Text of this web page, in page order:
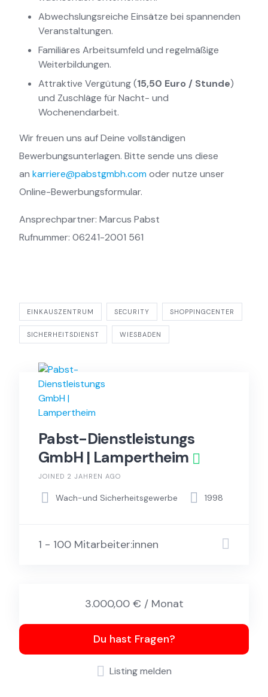
Abwechslungsreiche Einsätze bei spannenden
Veranstaltungen.
Familiäres Arbeitsumfeld und regelmäßige
Weiterbildungen.
Attraktive Vergütung (15,50 Euro / Stunde)
und Zuschläge für Nacht- und
Wochenendarbeit.
Wir freuen uns auf Deine vollständigen
Bewerbungsunterlagen. Bitte sende uns diese
an karriere@pabstgmbh.comoder nutze unser
Online-Bewerbungsformular.
Ansprechpartner: Marcus Pabst
Rufnummer: 06241-2001 561
EINKAUSZENTRUM SECURITY SHOPPINGCENTER
SICHERHEITSDIENST WIESBADEN
Pabst-Dienstleistungs
GmbH | Lampertheim
JOINED 2 JAHREN AGO
Wach-und Sicherheitsgewerbe 1998
1 - 100 Mitarbeiter:innen
3.000,00 € / Monat
Du hast Fragen?
Listing melden